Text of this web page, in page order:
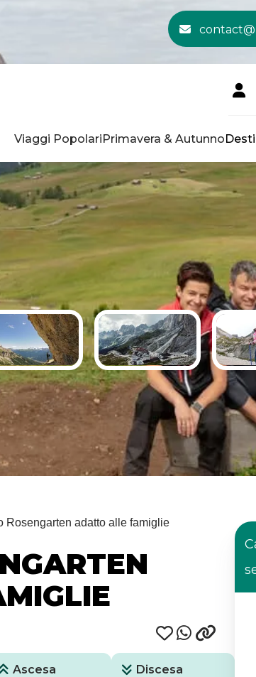
Viaggi PopolariPrimavera & Autunno
Rosengarten adatto alle famiglie
Ascesa Discesa